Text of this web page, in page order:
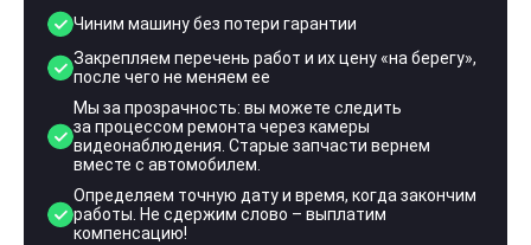
Чиним машину без потери гарантии
Закрепляем перечень работ и их цену «на берегу»,
после чего не меняем ее
Мы за прозрачность: вы можете следить
за процессом ремонта через камеры
видеонаблюдения. Старые запчасти вернем
вместе с автомобилем.
Определяем точную дату и время, когда закончим
работы. Не сдержим слово – выплатим
компенсацию!